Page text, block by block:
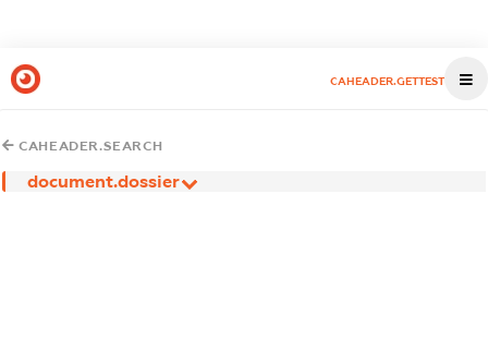
CAHEADER.GETTEST
CAHEADER.SEARCH
document.dossier